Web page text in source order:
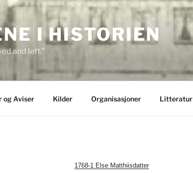
I HISTORIEN
and left.”
og Aviser Kilder Organisasjoner
Litteratur
1768-1 Else Matthiisdatter